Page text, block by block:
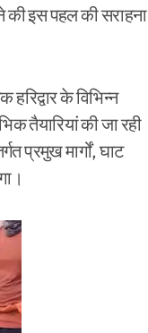
की इस पहल की सराहना
के विभिन्न
तैयारियां की जा रही
प्रमुख मार्गों, घाट